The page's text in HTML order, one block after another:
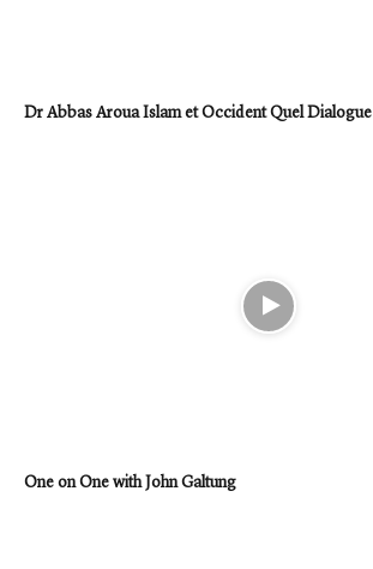
Dr Abbas Aroua Islam et Occident Quel Dialogue
One on One with John Galtung